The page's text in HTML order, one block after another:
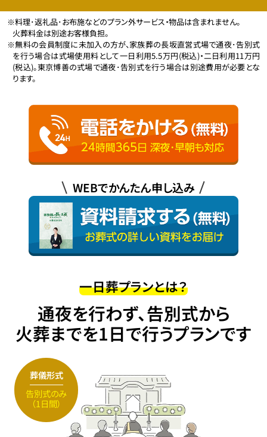
※料理･返礼品･お布施などのプラン外サービス・物品は含まれません。
火葬料金は別途お客様負担。
※無料の会員制度に未加入の方が、家族葬の長坂直営式場で通夜･告別式
を行う場合は式場使用料として一日利用5.5万円(税込)・二日利用11万円
(税込)。東京博善の式場で通夜･告別式を行う場合は別途費用が必要とな
ります。
WEBでかんたん申し込み
一日葬プランとは？
通夜を行わず、告別式から
火葬までを1日で行うプランです
葬儀形式
告別式のみ
（1日間）